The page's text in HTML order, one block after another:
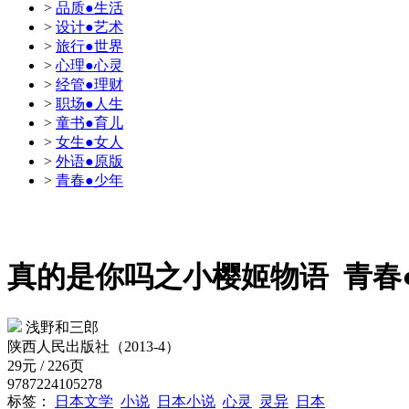
> 品质●生活
> 设计●艺术
> 旅行●世界
> 心理●心灵
> 经管●理财
> 职场●人生
> 童书●育儿
> 女生●女人
> 外语●原版
> 青春●少年
真的是你吗之小樱姬物语 青
浅野和三郎
陕西人民出版社（2013-4）
29元 / 226页
9787224105278
标签：
日本文学 小说 日本小说 心灵 灵异 日本